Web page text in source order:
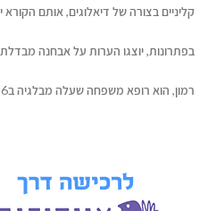
קליניים בצורה של דיאלוגים, אותם
בפתרונות, יוצגו הערות על אבחנה
רמון, הוא רופא משפחה שעלה מבלגיה ב2016. הוא התחיל בארץ התמחות נוספת ברפואה פנימית.